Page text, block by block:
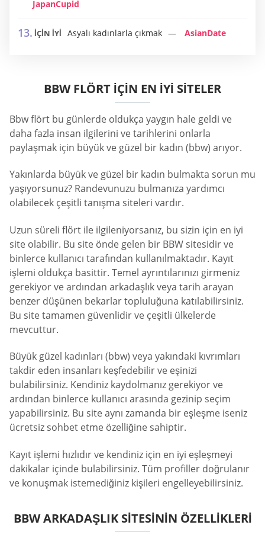
JapanCupid
İÇİN İYİ Asyalı kadınlarla çıkmak AsianDate
BBW FLÖRT IÇIN EN IYI SITELER
Bbw flört bu günlerde oldukça yaygın hale geldi ve
daha fazla insan ilgilerini ve tarihlerini onlarla
paylaşmak için büyük ve güzel bir kadın (bbw) arıyor.
Yakınlarda büyük ve güzel bir kadın bulmakta sorun mu
yaşıyorsunuz? Randevunuzu bulmanıza yardımcı
olabilecek çeşitli tanışma siteleri vardır.
Uzun süreli flört ile ilgileniyorsanız, bu sizin için en iyi
site olabilir. Bu site önde gelen bir BBW sitesidir ve
binlerce kullanıcı tarafından kullanılmaktadır. Kayıt
işlemi oldukça basittir. Temel ayrıntılarınızı girmeniz
gerekiyor ve ardından arkadaşlık veya tarih arayan
benzer düşünen bekarlar topluluğuna katılabilirsiniz.
Bu site tamamen güvenlidir ve çeşitli ülkelerde
mevcuttur.
Büyük güzel kadınları (bbw) veya yakındaki kıvrımları
takdir eden insanları keşfedebilir ve eşinizi
bulabilirsiniz. Kendiniz kaydolmanız gerekiyor ve
ardından binlerce kullanıcı arasında gezinip seçim
yapabilirsiniz. Bu site aynı zamanda bir eşleşme iseniz
ücretsiz sohbet etme özelliğine sahiptir.
Kayıt işlemi hızlıdır ve kendiniz için en iyi eşleşmeyi
dakikalar içinde bulabilirsiniz. Tüm profiller doğrulanır
ve konuşmak istemediğiniz kişileri engelleyebilirsiniz.
BBW ARKADAŞLIK SITESININ ÖZELLIKLERI